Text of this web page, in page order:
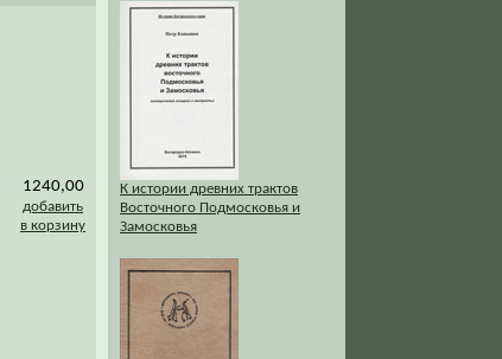
1240,00
добавить
в корзину
К истории древних трактов
Восточного Подмосковья и
Замосковья